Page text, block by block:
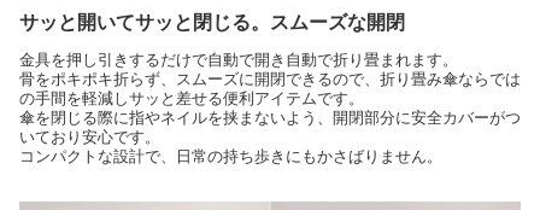
サッと開いてサッと閉じる。スムーズな開閉
金具を押し引きするだけで自動で開き自動で折り畳まれます。
骨をポキポキ折らず、スムーズに開閉できるので、折り畳み傘ならでは
の手間を軽減しサッと差せる便利アイテムです。
傘を閉じる際に指やネイルを挟まないよう、開閉部分に安全カバーがつ
いており安心です。
コンパクトな設計で、日常の持ち歩きにもかさばりません。